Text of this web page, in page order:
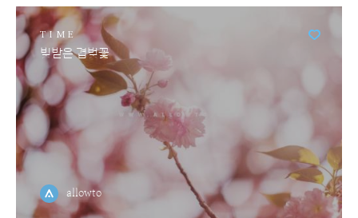
TIME
빚받은 겹벚꽃
allowto